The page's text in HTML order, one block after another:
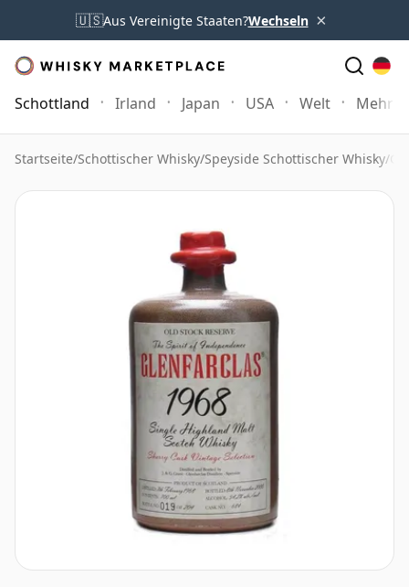
🇺🇸Aus Vereinigte Staaten?Wechseln ×
Schottland Irland Japan USA Welt Mehr
Startseite/Schottischer Whisky/Speyside Schottischer Whisky/